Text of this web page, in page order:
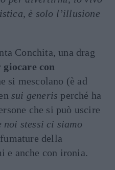
è solo l’illusione
Conchita, una drag
giocare con
si mescolano (è ad
sui generis perché ha
che si può uscire
noi stessi ci siamo
della
e anche con ironia.